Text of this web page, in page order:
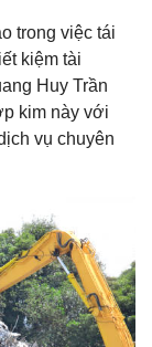
trong việc tái
kiệm tài
Huy Trần
kim này với
vụ chuyên